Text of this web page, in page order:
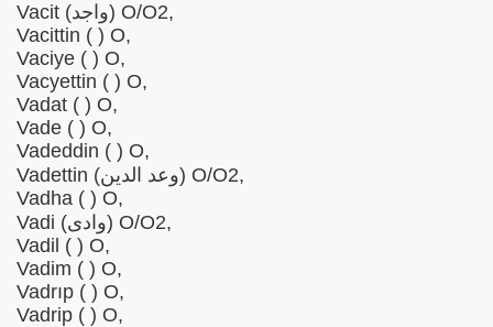
Vacit (واجد) O/O2,
Vacittin ( ) O,
Vaciye ( ) O,
Vacyettin ( ) O,
Vadat ( ) O,
Vade ( ) O,
Vadeddin ( ) O,
Vadettin (وعد الدین) O/O2,
Vadha ( ) O,
Vadi (وادی) O/O2,
Vadil ( ) O,
Vadim ( ) O,
Vadrıp ( ) O,
Vadrip ( ) O,